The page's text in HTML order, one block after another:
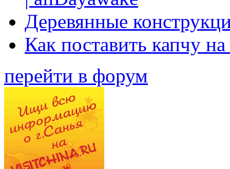
Деревянные
Как поставить капчу
перейти в форум